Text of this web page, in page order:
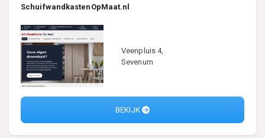
SchuifwandkastenOpMaat.nl
Veenpluis 4,
Sevenum
BEKIJK